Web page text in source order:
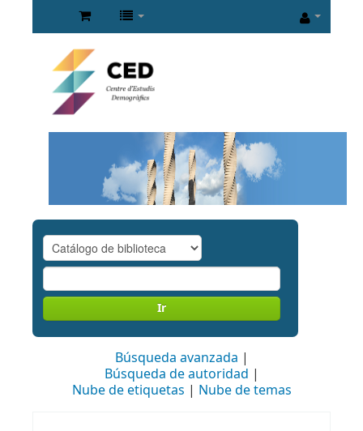
Ir
Búsqueda avanzada
Búsqueda de autoridad
Nube de etiquetas
Nube de temas